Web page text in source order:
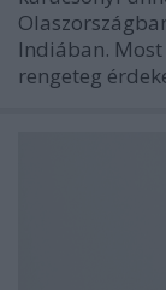
Indiában.
rengeteg